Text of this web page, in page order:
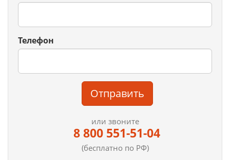
Телефон
Отправить
или звоните
8 800 551-51-04
(бесплатно по РФ)